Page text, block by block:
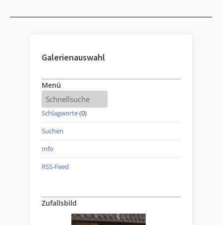
Galerienauswahl
Menü
Schlagworte(0)
Suchen
Info
RSS-Feed
Zufallsbild